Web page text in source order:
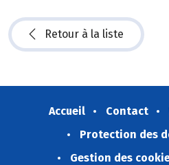
Retour à la liste
Accueil Contact
Protection des
Gestion des